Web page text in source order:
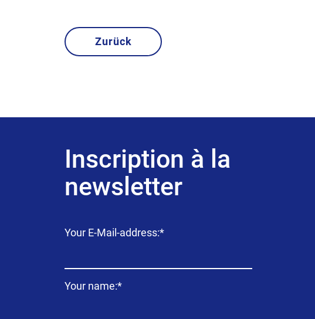
Zurück
Inscription à la
newsletter
Champ
Your E-Mail-address:*
Champ
Your name:*